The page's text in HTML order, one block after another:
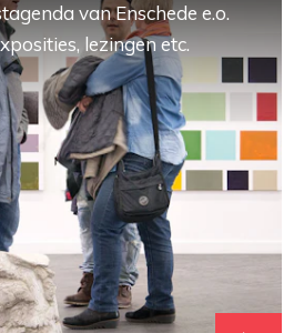
van Enschede e.o.
lezingen etc.